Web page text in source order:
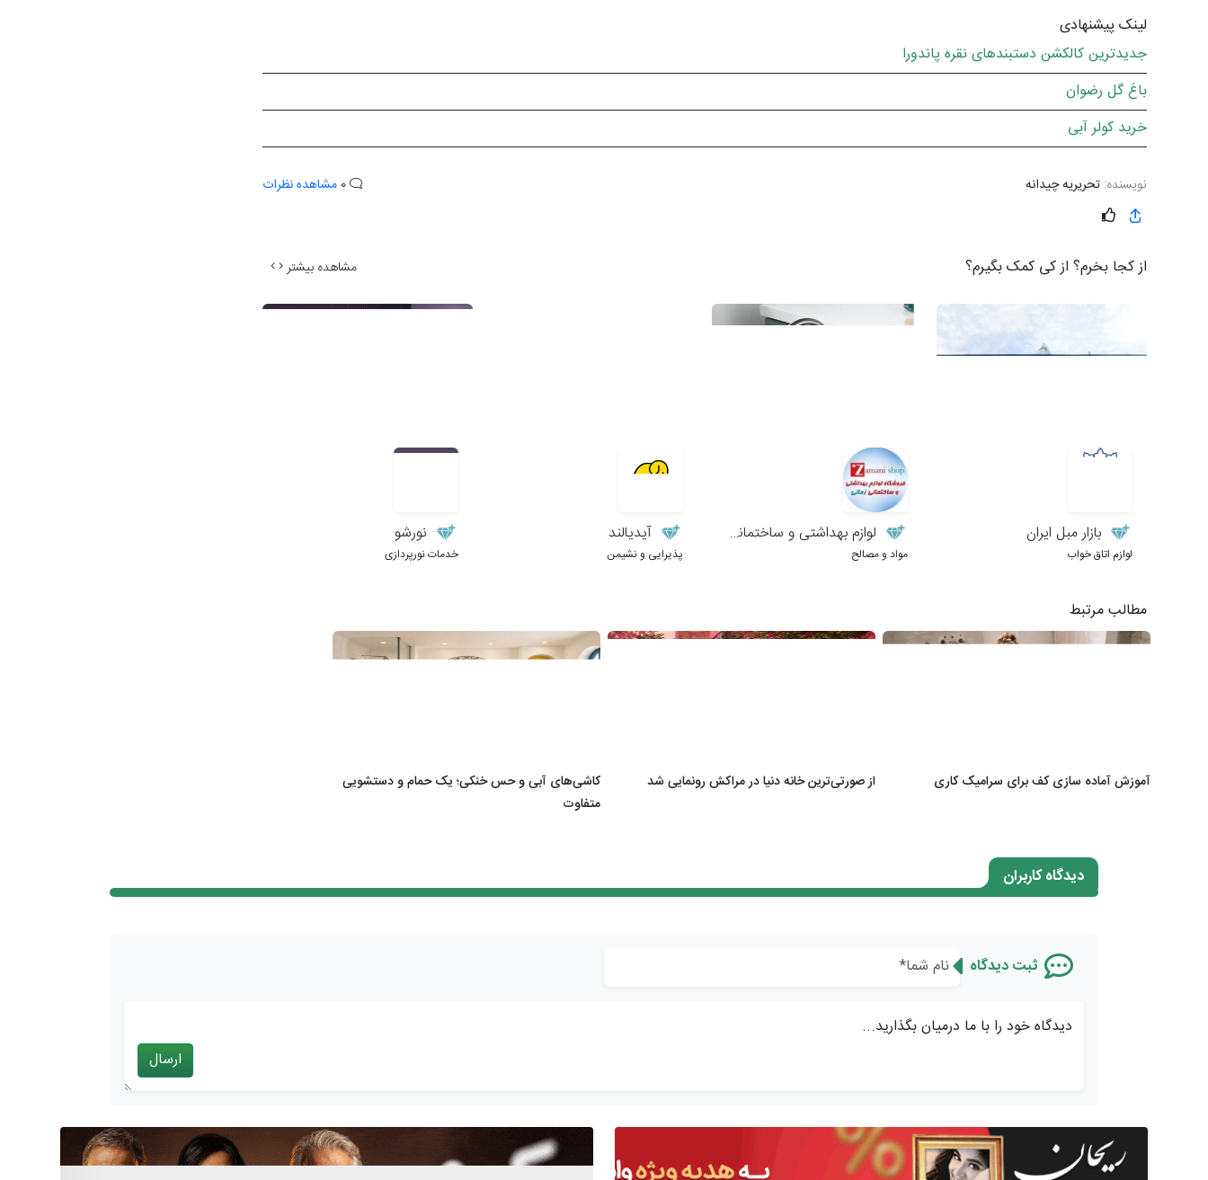
لینک پیشنهادی
جدیدترین کالکشن دستبندهای نقره پاندورا
باغ گل رضوان
خرید کولر آبی
نویسنده: تحریریه چیدانه مشاهده نظرات
از کجا بخرم؟ از کی کمک بگیرم؟ مشاهده بیشتر
بازار مبل ایران
لوازم اتاق خواب
لوازم بهداشتی و ساختمانی زمانی
مواد و مصالح
آیدیالند
پذیرایی و نشیمن
نورشو
خدمات نورپردازی
مطالب مرتبط
آموزش آماده سازی کف برای سرامیک کاری از صورتی‌ترین خانه دنیا در مراکش رونمایی شد
کاشی‌های آبی و حس خنکی؛ یک حمام و دستشویی
متفاوت
دیدگاه کاربران
ثبت دیدگاه
دیدگاه خود را با ما درمیان بگذارید...
ارسال